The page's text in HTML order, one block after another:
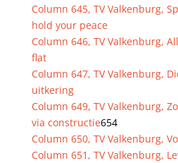
Column 645, TV Valkenburg,
hold your peace
Column 646, TV Valkenburg,
flat
Column 647, TV Valkenburg,
uitkering
Column 649, TV Valkenburg,
via constructie654
Column 650, TV Valkenburg,
Column 651, TV Valkenburg,